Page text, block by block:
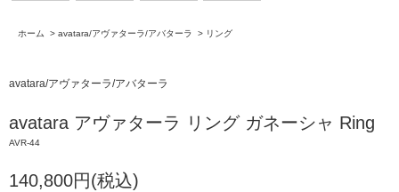
ホーム > avatara/アヴァターラ/アバターラ > リング
avatara/アヴァターラ/アバターラ
avatara アヴァターラ リング ガネーシャ Ring
AVR-44
140,800円(税込)